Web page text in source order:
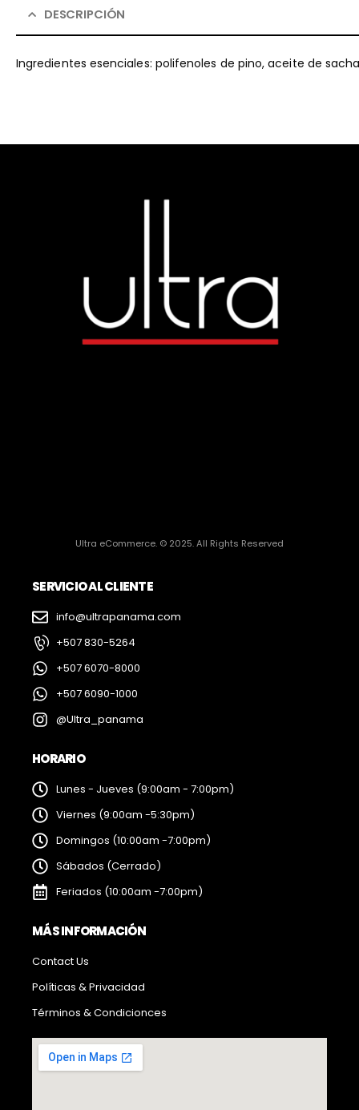
DESCRIPCIÓN
Ingredientes esenciales: polifenoles de pino, aceite de
Ultra eCommerce. © 2025. All Rights Reserved
SERVICIO AL CLIENTE
info@ultrapanama.com
+507 830-5264
+507 6070-8000
+507 6090-1000
@Ultra_panama
HORARIO
Lunes - Jueves (9:00am - 7:00pm)
Viernes (9:00am -5:30pm)
Domingos (10:00am -7:00pm)
Sábados (Cerrado)
Feriados (10:00am -7:00pm)
MÁS INFORMACIÓN
Contact Us
Políticas & Privacidad
Términos & Condicionces